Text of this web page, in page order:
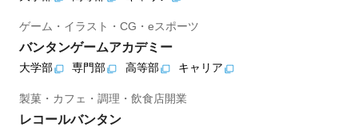
ゲーム・イラスト・CG・eスポーツ
バンタンゲームアカデミー
大学部 専門部 高等部 キャリア
製菓・カフェ・調理・飲食店開業
レコールバンタン